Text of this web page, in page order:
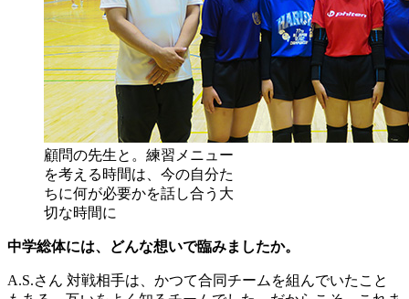
顧問の先生と。練習メニュー
を考える時間は、今の自分た
ちに何が必要かを話し合う大
切な時間に
中学総体には、どんな想いで臨みましたか。
A.S.さん 対戦相手は、かつて合同チームを組んでいたこと